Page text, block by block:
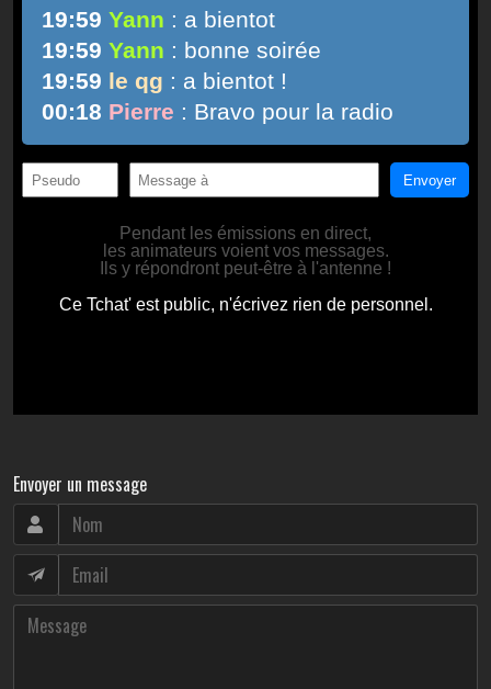
Envoyer un message